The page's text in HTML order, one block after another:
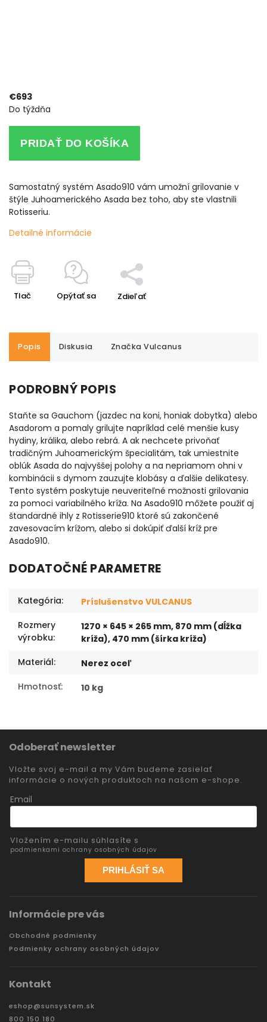
€693
Do týždňa
PRIDAŤ DO KOŠÍKA
Samostatný systém Asado910 vám umožní grilovanie v
štýle Juhoamerického Asada bez toho, aby ste vlastnili
Rotisseriu.
Detailné informácie
Tlač Opýtať sa Zdieľať
Popis Diskusia Značka Vulcanus
PODROBNÝ POPIS
Staňte sa Gauchom (jazdec na koni, honiak dobytka) alebo
Asadorom a pomaly grilujte napríklad celé menšie kusy
hydiny, králika, alebo rebrá. A ak nechcete privoňať
tradičným Juhoamerickým špecialitám, tak umiestnite
oblúk Asada do najvyššej polohy a na nepriamom ohni v
kombinácii s dymom zauzujte klobásy a ďalšie delikatesy.
Tento systém poskytuje neuveriteľné možnosti grilovania
za pomoci variabilného kríža. Na Asado910 môžete použiť aj
štandardné ihly z Rotisserie910 ktoré sú zakončené
zavesovacím krížom, alebo si dokúpiť ďalší kríž pre
Asado910.
DODATOČNÉ PARAMETRE
Kategória:
Príslušenstvo VULCANUS
Rozmery
výrobku:
1270 × 645 × 265 mm, 870 mm (dĺžka
kríža), 470 mm (šírka kríža)
Materiál:
Nerez oceľ
Hmotnosť: 10 kg
Odoberať newsletter
Vložte svoj e-mail a my Vám budeme zasielať
informácie o nových produktoch na našom e-shope.
Email
Vložením e-mailu súhlasíte s
podmienkami ochrany osobných údajov
PRIHLÁSIŤ SA
Informácie pre vás
Obchodné podmienky
Podmienky ochrany osobných údajov
Kontakt
eshop@sunsystem.sk
800 150 180